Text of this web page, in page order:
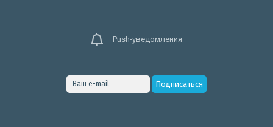
Push-уведомления